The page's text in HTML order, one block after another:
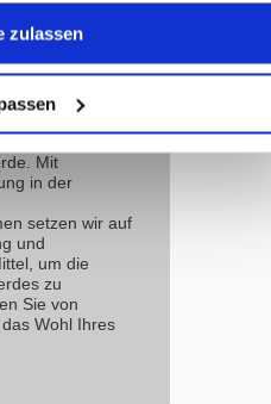
zulassen
Mit
in der
setzen wir auf
und
um die
zu
Sie von
Wohl Ihres